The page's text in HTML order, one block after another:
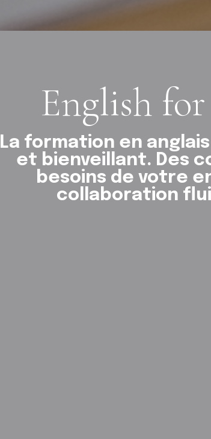
English
La formation en
et bienveillant. Des
besoins de votre
collaboration